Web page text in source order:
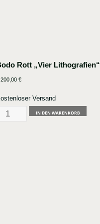
Rott „Vier Lithografien“
€
Versand
Bodo
IN DEN WARENKORB